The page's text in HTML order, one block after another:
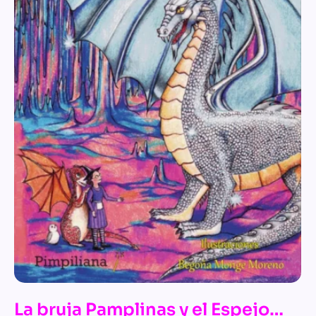
La bruja Pamplinas y el Espejo